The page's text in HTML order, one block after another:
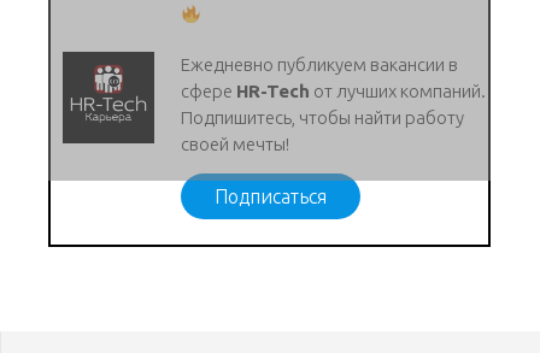
Ежедневно публикуем вакансии в
сфере HR-Tech от лучших компаний.
Подпишитесь, чтобы найти работу
своей мечты!
Подписаться